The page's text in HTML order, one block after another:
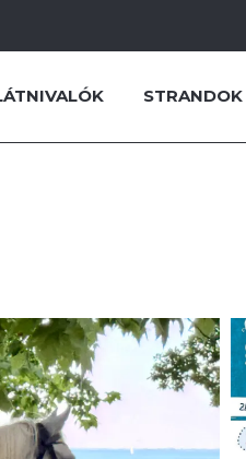
STRANDOK